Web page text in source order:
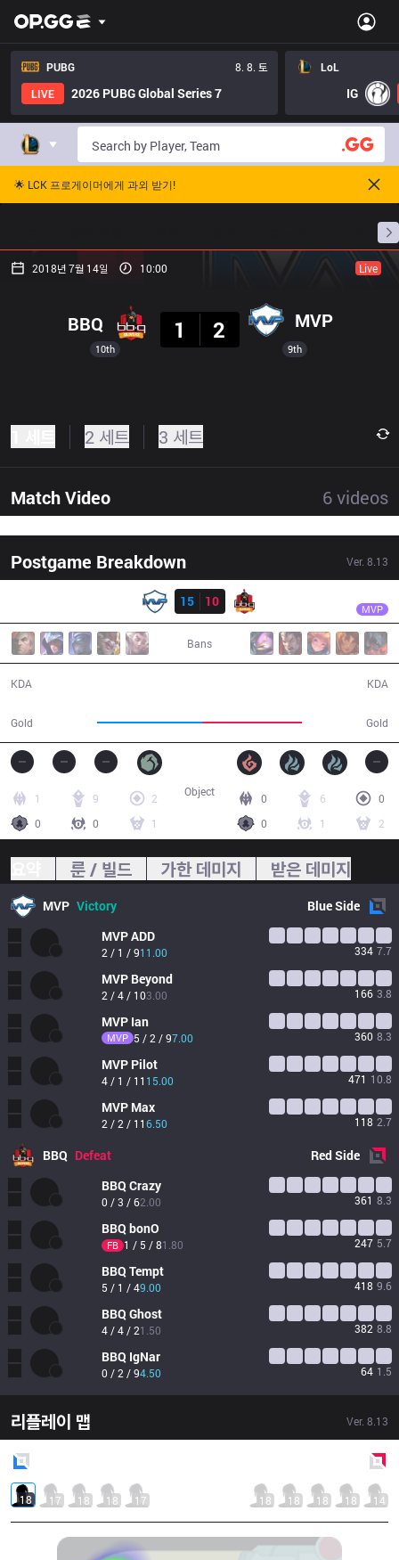
PUBG
8. 8. 토
LIVE
2026 PUBG Global Series 7
LoL
IG
🌟 LCK 프로게이머에게 과외 받기!
프로빌
2018년 7월 14일 10:00 Live
10th
BBQ
1
2 MVP
9th
2 세트 3 세트
Match Video 6videos
Postgame Breakdown Ver. 8.13
15
10 MVP
Bans
KDA
Gold Gold
KDA
1 9
2
0
0 1
0 6
0
0
1 2
Object
룬 / 빌드 가한 데미지 받은 데미지
MVP Victory BlueSide
MVPADD
2 / 1 / 911.00 334 7.7
MVP Beyond
2 / 4 / 103.00 166 3.8
MVP Ian
MVP 5 / 2 / 97.00 360 8.3
MVP Pilot
4 / 1 / 11 15.00 471 10.8
MVP Max
2 / 2 / 116.50 118 2.7
BBQ Defeat RedSide
BBQ Crazy
0 / 3 / 62.00 361 8.3
BBQ bonO
FB 1 / 5 / 81.80 247 5.7
BBQ Tempt
5 / 1 / 49.00 418 9.6
BBQ Ghost
4 / 4 / 21.50 382 8.8
BBQ IgNar
0 / 2 / 94.50 64 1.5
리플레이 맵 Ver. 8.13
18 17 18 18 17 18 18 18 18 14